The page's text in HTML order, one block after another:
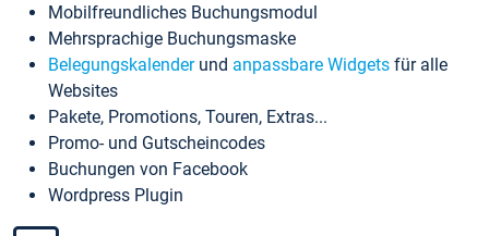
Mobilfreundliches Buchungsmodul
Mehrsprachige Buchungsmaske
Belegungskalenderund anpassbare Widgets für alle
Websites
Pakete, Promotions, Touren, Extras...
Promo- und Gutscheincodes
Buchungen von Facebook
Wordpress Plugin